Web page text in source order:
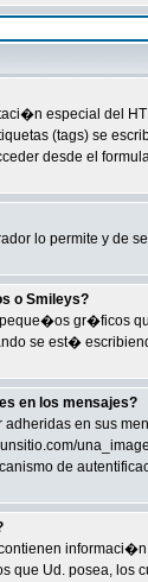
especial del
(tags) se
desde el
lo permite y de
o Smileys?
gr�ficos
se est�
en los mensajes?
en sus
de
que Ud. posea, los